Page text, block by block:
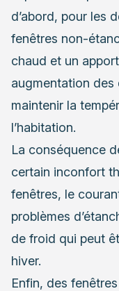
d’abord, pour les
fenêtres non-
chaud et un
augmentation des
maintenir la
l’habitation.
La conséquence
certain inconfort
fenêtres, le
problèmes
de froid qui peut
hiver.
Enfin, des